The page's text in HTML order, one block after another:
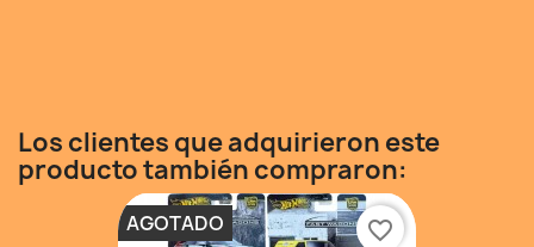
Los clientes que adquirieron este
producto también compraron:
AGOTADO favorite_border